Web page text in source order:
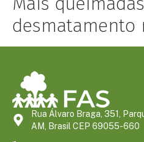
desmatamento
Rua Álvaro Braga, 351,
AM, Brasil CEP 69055-660